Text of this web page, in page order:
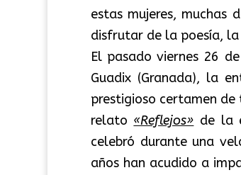
estas mujeres, muchas
disfrutar de la poesía,
El pasado viernes 26
Guadix (Granada), la
prestigioso certamen
relato «Reflejos» de la
celebró durante una
años han acudido a